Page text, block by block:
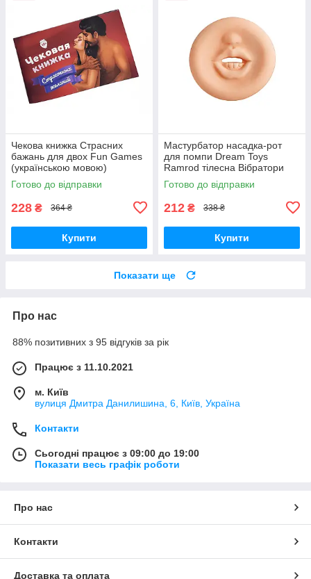
Чекова книжка Страсних
бажань для двох Fun Games
(українською мовою)
Вібратори мастурбатори
секс-шоп
Готово до відправки
228 ₴ 364 ₴
Купити
Мастурбатор насадка-рот
для помпи Dream Toys
Ramrod тілесна Вібратори
мастурбатори секс-шоп
Готово до відправки
212 ₴ 338 ₴
Купити
Показати ще
Про нас
88% позитивних з 95 відгуків за рік
Працює з 11.10.2021
м. Київ
вулиця Дмитра Данилишина, 6, Київ, Україна
Контакти
Сьогодні працює з 09:00 до 19:00
Показати весь графік роботи
Про нас
Контакти
Доставка та оплата